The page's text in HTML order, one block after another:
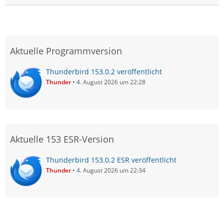
Aktuelle Programmversion
Thunderbird 153.0.2 veröffentlicht
Thunder 4. August 2026 um 22:28
Aktuelle 153 ESR-Version
Thunderbird 153.0.2 ESR veröffentlicht
Thunder 4. August 2026 um 22:34